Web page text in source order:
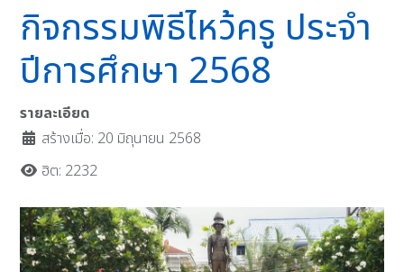
กิจกรรมพิธีไหว้ครู ประจำ
ปีการศึกษา 2568
รายละเอียด
สร้างเมื่อ: 20 มิถุนายน 2568
ฮิต: 2232